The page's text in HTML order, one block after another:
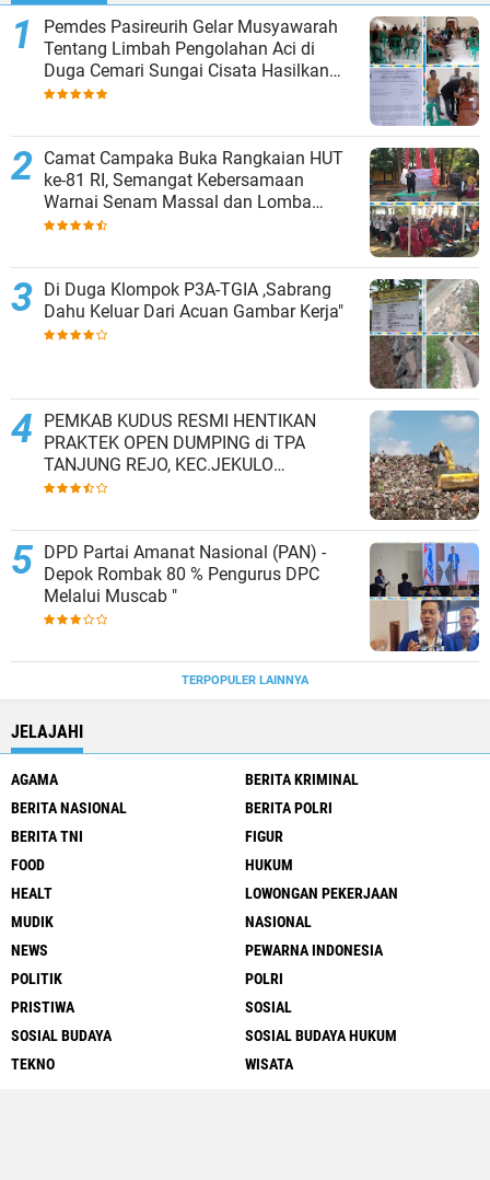
Pemdes Pasireurih Gelar Musyawarah
Tentang Limbah Pengolahan Aci di
Duga Cemari Sungai Cisata Hasilkan
Kesepakatan Tutup Sementara
Camat Campaka Buka Rangkaian HUT
ke-81 RI, Semangat Kebersamaan
Warnai Senam Massal dan Lomba
Karaoke Perangkat Desa
Di Duga Klompok P3A-TGIA ,Sabrang
Dahu Keluar Dari Acuan Gambar Kerja"
PEMKAB KUDUS RESMI HENTIKAN
PRAKTEK OPEN DUMPING di TPA
TANJUNG REJO, KEC.JEKULO
KAB.KUDUS,BERLAKUKAN SISTEM
DPD Partai Amanat Nasional (PAN) -
Depok Rombak 80 % Pengurus DPC
Melalui Muscab "
TERPOPULER LAINNYA
JELAJAHI
AGAMA
BERITA KRIMINAL
BERITA NASIONAL
BERITA POLRI
BERITA TNI
FIGUR
FOOD
HUKUM
HEALT
LOWONGAN PEKERJAAN
MUDIK
NASIONAL
NEWS
PEWARNA INDONESIA
POLITIK
POLRI
PRISTIWA
SOSIAL
SOSIAL BUDAYA
SOSIAL BUDAYA HUKUM
TEKNO
WISATA